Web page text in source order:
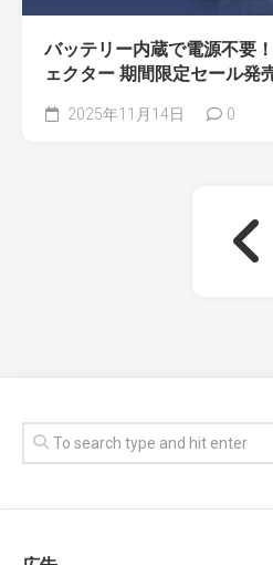
バッテリー内蔵で電源不要
ェクター 期間限定セール発
2025年11月14日 0